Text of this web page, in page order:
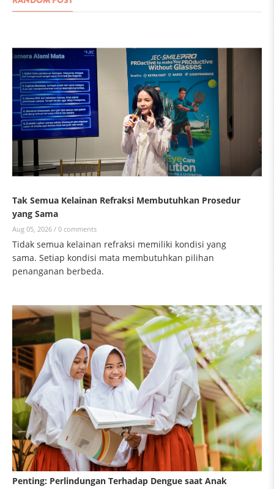
Tak Semua Kelainan Refraksi Membutuhkan Prosedur
yang Sama
Aug 05, 2026 / 0 comments
Tidak semua kelainan refraksi memiliki kondisi yang
sama. Setiap kondisi mata membutuhkan pilihan
penanganan berbeda.
Penting: Perlindungan Terhadap Dengue saat Anak